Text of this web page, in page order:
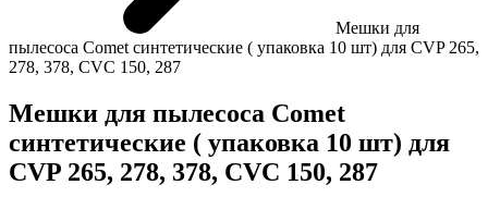
Мешки для
пылесоса Comet синтетические ( упаковка 10 шт) для CVP 265,
278, 378, СVС 150, 287
Мешки для пылесоса Comet
синтетические ( упаковка 10 шт) для
CVP 265, 278, 378, СVС 150, 287